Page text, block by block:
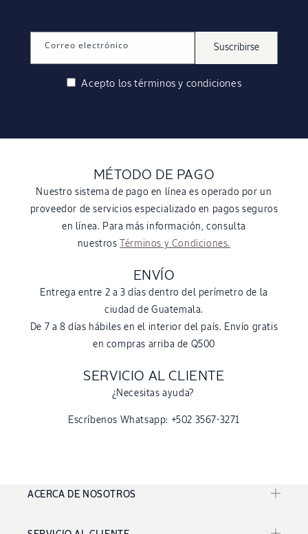
Correo electrónico Suscribirse
Acepto los términos y condiciones
MÉTODO DE PAGO
Nuestro sistema de pago en línea es operado por un
proveedor de servicios especializado en pagos seguros
en línea. Para más información, consulta
nuestros
Términos y Condiciones.
ENVÍO
Entrega entre 2 a 3 días dentro del perímetro de la
ciudad de Guatemala.
De 7 a 8 días hábiles en el interior del país. Envío gratis
en compras arriba de Q500
SERVICIO AL CLIENTE
¿Necesitas ayuda?
Escríbenos Whatsapp: +502 3567-3271
ACERCA DE NOSOTROS